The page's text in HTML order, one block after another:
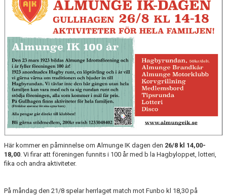
KONTAKT
OM KLUBBEN
STARTA ETT LAG
Här kommer en påminnelse om Almunge IK dagen den 26/8 kl 14,00-
18,00 . Vi firar att föreningen funnits i 100 år med b la Hagbyloppet, lotteri,
fika och andra aktiviteter.
På måndag den 21/8 spelar herrlaget match mot Funbo kl 18,30 på